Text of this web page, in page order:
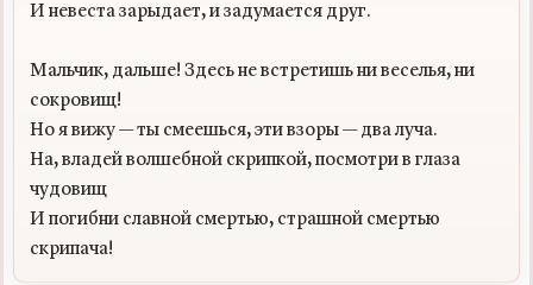
И невеста зарыдает, и задумается друг.
Мальчик, дальше! Здесь не встретишь ни веселья, ни
сокровищ!
Но я вижу — ты смеешься, эти взоры — два луча.
На, владей волшебной скрипкой, посмотри в глаза
чудовищ
И погибни славной смертью, страшной смертью